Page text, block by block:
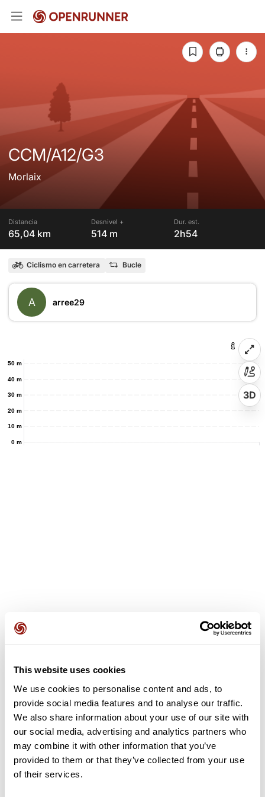
This website uses cookies
We use cookies to personalise content and ads, to
provide social media features and to analyse our traffic.
We also share information about your use of our site with
our social media, advertising and analytics partners who
may combine it with other information that you’ve
provided to them or that they’ve collected from your use
of their services.
CCM/A12/G3
Morlaix
Distancia
65,04 km
Desnivel +
514 m
Dur. est.
2h54
Ciclismo en carretera Bucle
A arree29
0 m
10 m
20 m
30 m
40 m
50 m
3D
Opiniones de los usuarios
Este recorrido aún no contiene opiniones. ¿Ya lo has
completado? ¡Deja la primera opinión!
Añadir una opinión